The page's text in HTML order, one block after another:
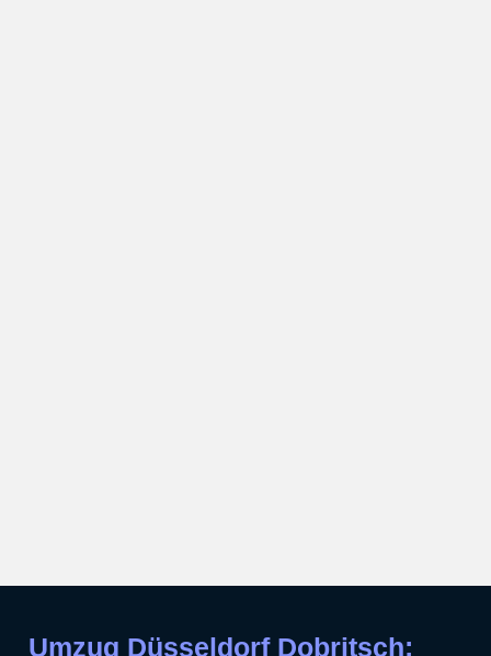
Umzug Düsseldorf Dobritsch: